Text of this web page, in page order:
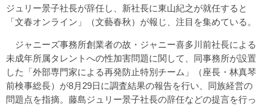
ジュリー景子社長が辞任し、新社長に東山紀之が就任すると
「文春オンライン」（文藝春秋）が報じ、注目を集めている。
ジャニーズ事務所創業者の故・ジャニー喜多川前社長による
未成年所属タレントへの性加害問題に関して、同事務所が設置
した「外部専門家による再発防止特別チーム」（座長・林真琴
前検事総長）が8月29日に調査結果の報告を行い、同族経営の
問題点を指摘。藤島ジュリー景子社長の辞任などの提言を行っ